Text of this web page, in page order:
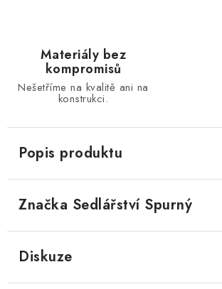
Materiály bez
kompromisů
Nešetříme na kvalitě ani na
konstrukci.
Popis produktu
Značka Sedlářství Spurný
Diskuze